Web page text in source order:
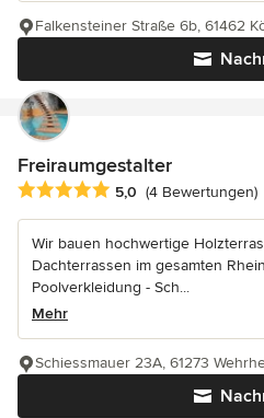
Falkensteiner Straße 6b, 61462
Freiraumgestalter
Durchschnittliche Bewertung: 5
5,0 (4 Bewertungen)
Wir bauen hochwertige
Dachterrassen im gesamten
Poolverkleidung - Sch...
Mehr
Schiessmauer 23A, 61273